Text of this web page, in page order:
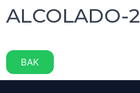
ALCOLADO-2
BAK